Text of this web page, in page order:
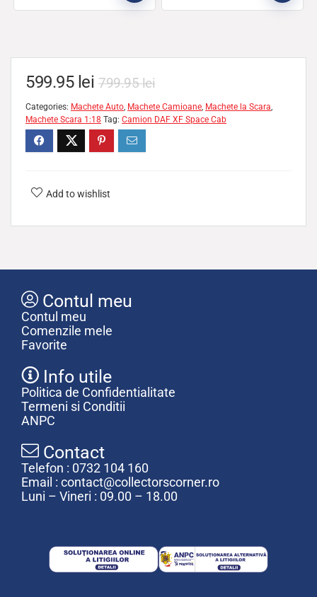
799.95lei
599.95 lei
Categories: Machete Auto, Machete Camioane, Machete la Scara,
Machete Scara 1:18 Tag: Camion DAF XF Space Cab
Add to wishlist
Contul meu
Contul meu
Comenzile mele
Favorite
Info utile
Politica de Confidentialitate
Termeni si Conditii
ANPC
Contact
Telefon : 0732 104 160
Email : contact@collectorscorner.ro
Luni – Vineri : 09.00 – 18.00